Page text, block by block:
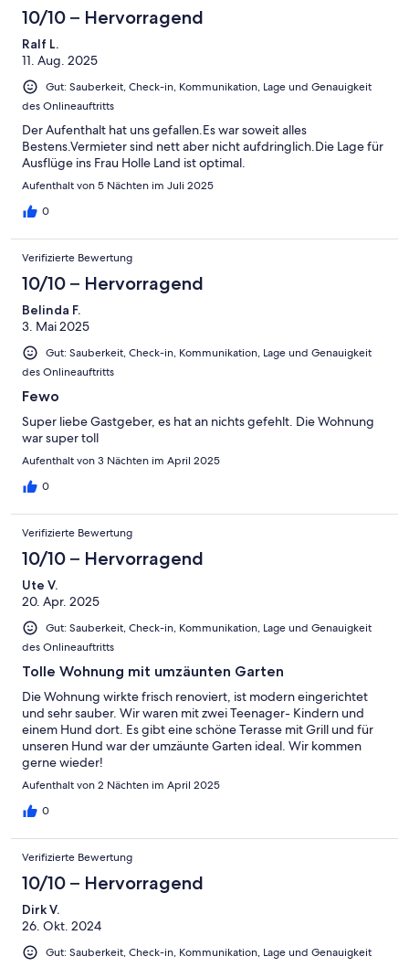
10/10 – Hervorragend
Ralf L.
11. Aug. 2025
Gut: Sauberkeit, Check-in, Kommunikation, Lage und Genauigkeit
des Onlineauftritts
Der Aufenthalt hat uns gefallen.Es war soweit alles
Bestens.Vermieter sind nett aber nicht aufdringlich.Die Lage für
Ausflüge ins Frau Holle Land ist optimal.
Aufenthalt von 5 Nächten im Juli 2025
0
Verifizierte Bewertung
10/10 – Hervorragend
Belinda F.
3. Mai 2025
Gut: Sauberkeit, Check-in, Kommunikation, Lage und Genauigkeit
des Onlineauftritts
Fewo
Super liebe Gastgeber, es hat an nichts gefehlt. Die Wohnung
war super toll
Aufenthalt von 3 Nächten im April 2025
0
Verifizierte Bewertung
10/10 – Hervorragend
Ute V.
20. Apr. 2025
Gut: Sauberkeit, Check-in, Kommunikation, Lage und Genauigkeit
des Onlineauftritts
Tolle Wohnung mit umzäunten Garten
Die Wohnung wirkte frisch renoviert, ist modern eingerichtet
und sehr sauber. Wir waren mit zwei Teenager- Kindern und
einem Hund dort. Es gibt eine schöne Terasse mit Grill und für
unseren Hund war der umzäunte Garten ideal. Wir kommen
gerne wieder!
Aufenthalt von 2 Nächten im April 2025
0
Verifizierte Bewertung
10/10 – Hervorragend
Dirk V.
26. Okt. 2024
Gut: Sauberkeit, Check-in, Kommunikation, Lage und Genauigkeit